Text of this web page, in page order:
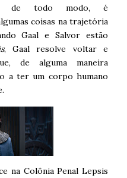
de todo modo, é
coisas na trajetória
Gaal e Salvor estão
, Gaal resolve voltar e
de alguma maneira
a ter um corpo humano
na Colônia Penal Lepsis